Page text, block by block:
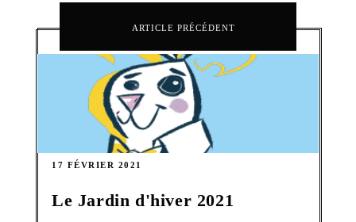
ARTICLE PRÉCÉDENT
17 FÉVRIER 2021
Le Jardin d'hiver 2021